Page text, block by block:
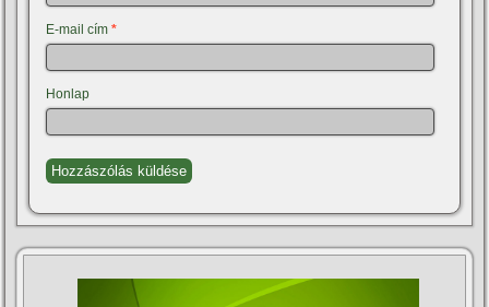
E-mail cím*
Honlap